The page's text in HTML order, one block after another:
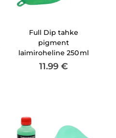
Full Dip tahke
pigment
laimiroheline 250 ml
11.99 €